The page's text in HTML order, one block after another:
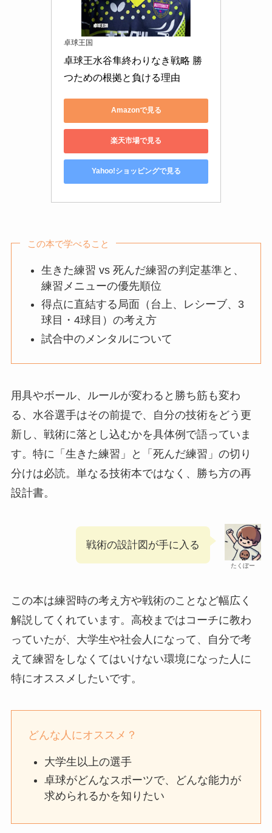
卓球王国
卓球王水谷隼終わりなき戦略 勝
つための根拠と負ける理由
Amazonで見る
楽天市場で見る
Yahoo!ショッピングで見る
この本で学べること
生きた練習 vs 死んだ練習の判定基準と、
練習メニューの優先順位
得点に直結する局面（台上、レシーブ、3
球目・4球目）の考え方
試合中のメンタルについて
用具やボール、ルールが変わると勝ち筋も変わ
る、水谷選手はその前提で、自分の技術をどう更
新し、戦術に落とし込むかを具体例で語っていま
す。特に「生きた練習」と「死んだ練習」の切り
分けは必読。単なる技術本ではなく、勝ち方の再
設計書。
たくぼー
戦術の設計図が手に入る
この本は練習時の考え方や戦術のことなど幅広く
解説してくれています。高校まではコーチに教わ
っていたが、大学生や社会人になって、自分で考
えて練習をしなくてはいけない環境になった人に
特にオススメしたいです。
どんな人にオススメ？
大学生以上の選手
卓球がどんなスポーツで、どんな能力が
求められるかを知りたい